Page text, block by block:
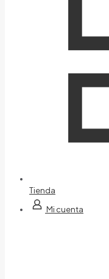
Tienda
Mi cuenta